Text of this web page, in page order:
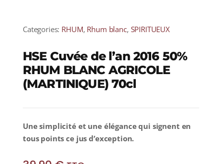
Categories: RHUM, Rhum blanc, SPIRITUEUX
HSE Cuvée de l’an 2016 50%
RHUM BLANC AGRICOLE
(MARTINIQUE) 70cl
Une simplicité et une élégance qui signent en
tous points ce jus d’exception.